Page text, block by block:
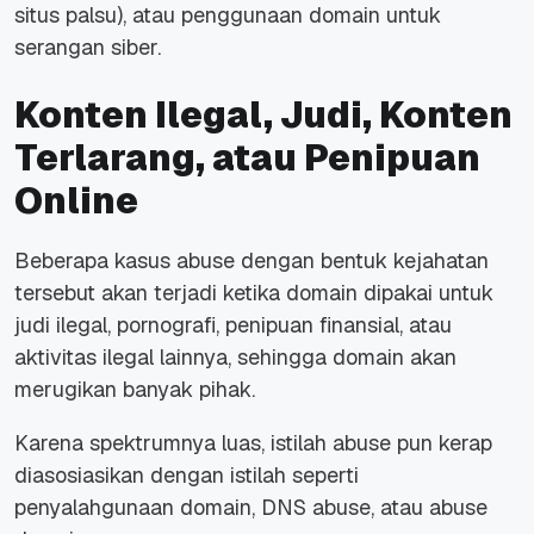
situs palsu), atau penggunaan domain untuk
serangan siber.
Konten Ilegal, Judi, Konten
Terlarang, atau Penipuan
Online
Beberapa kasus abuse dengan bentuk kejahatan
tersebut akan terjadi ketika domain dipakai untuk
judi ilegal, pornografi, penipuan finansial, atau
aktivitas ilegal lainnya, sehingga domain akan
merugikan banyak pihak.
Karena spektrumnya luas, istilah abuse pun kerap
diasosiasikan dengan istilah seperti
penyalahgunaan domain, DNS abuse, atau abuse